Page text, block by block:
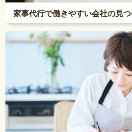
家事代行で働きやすい会社の見